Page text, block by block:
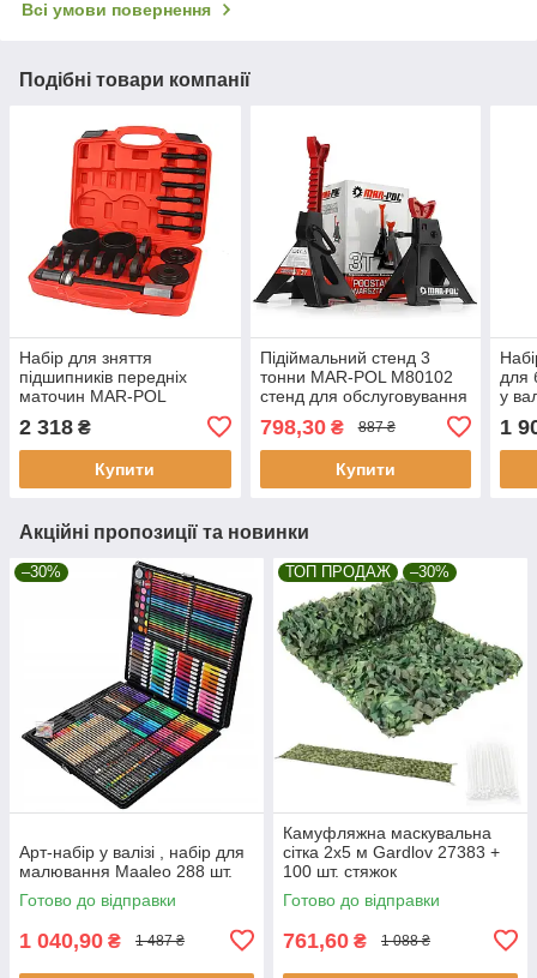
Всі умови повернення
Подібні товари компанії
Набір для зняття
підшипників передніх
маточин MAR-POL
2 318 ₴
Купити
Підіймальний стенд 3
тонни MAR-POL M80102
стенд для обслуговування
798,30₴ 887 ₴
Купити
для
у
1
Акційні пропозиції та новинки
–30%
Арт-набір у валізі , набір для
малювання Maaleo 288 шт.
Готово до відправки
1 040,90 ₴ 1 487 ₴
ТОП ПРОДАЖ –30%
Камуфляжна маскувальна
сітка 2x5 м Gardlov 27383 +
100 шт. стяжок
Готово до відправки
761,60 ₴ 1 088 ₴